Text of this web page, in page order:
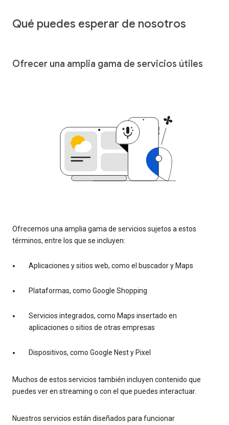
Qué puedes esperar de nosotros
Ofrecer una amplia gama de servicios útiles
Ofrecemos una amplia gama de servicios sujetos a estos
términos, entre los que se incluyen:
Aplicaciones y sitios web, como el buscador y Maps
Plataformas, como Google Shopping
Servicios integrados, como Maps insertado en
aplicaciones o sitios de otras empresas
Dispositivos, como Google Nest y Pixel
Muchos de estos servicios también incluyen contenido que
puedes ver en streaming o con el que puedes interactuar.
Nuestros servicios están diseñados para funcionar